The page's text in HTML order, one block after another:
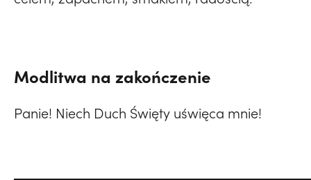
Modlitwa na zakończenie
Panie! Niech Duch Święty uświęca mnie!